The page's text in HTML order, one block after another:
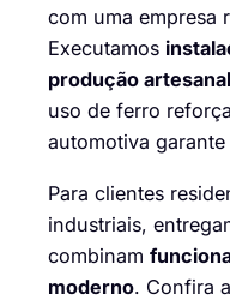
com uma empresa
Executamos
produção artesanal
uso de ferro
automotiva
Para clientes
industriais,
combinam
moderno. Confira